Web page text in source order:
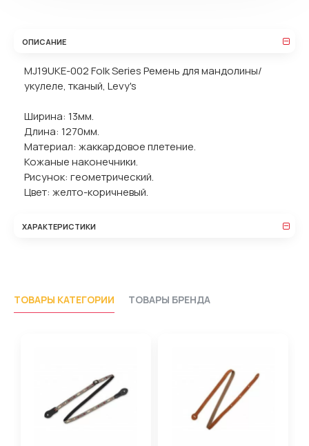
ОПИСАНИЕ
MJ19UKE-002 Folk Series Ремень для мандолины/
укулеле, тканый, Levy's
Ширина: 13мм.
Длина: 1270мм.
Материал: жаккардовое плетение.
Кожаные наконечники.
Рисунок: геометрический.
Цвет: желто-коричневый.
ХАРАКТЕРИСТИКИ
ТОВАРЫ КАТЕГОРИИ ТОВАРЫ БРЕНДА